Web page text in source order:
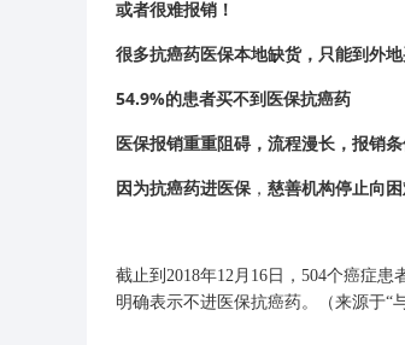
或者很难报销 ！
很多抗癌药医保本地缺货，只能到外
54.9%的患者买不到医保抗癌药
医保报销重重阻碍，流程漫长，报销
因为抗癌药进医保 ， 慈善机构停止向
截止到2018年12月16日，504个癌症
明确表示不进医保抗癌药。（来源于“